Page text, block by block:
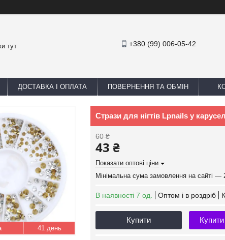
тут +380 (99) 006-05-42
ДОСТАВКА І ОПЛАТА ПОВЕРНЕННЯ ТА ОБМІН
41 день
Стрази для нігтів Lpnails у
60 ₴
43 ₴
Показати оптові ціни
Мінімальна сума замовлення на сайті —
В наявності 7 од. Оптом і в роздріб
Купити Купити